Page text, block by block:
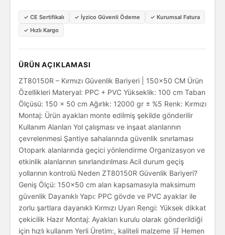
✓ CE Sertifikalı ✓ İyzico Güvenli Ödeme ✓ Kurumsal Fatura
✓ Hızlı Kargo
ÜRÜN AÇIKLAMASI
ZT80150R – Kırmızı Güvenlik Bariyeri | 150x50 CM Ürün
Özellikleri Materyal: PPC + PVC Yükseklik: 100 cm Taban
Ölçüsü: 150 × 50 cm Ağırlık: 12000 gr ± %5 Renk: Kırmızı
Montaj: Ürün ayakları monte edilmiş şekilde gönderilir
Kullanım Alanları Yol çalışması ve inşaat alanlarının
çevrelenmesi Şantiye sahalarında güvenlik sınırlaması
Otopark alanlarında geçici yönlendirme Organizasyon ve
etkinlik alanlarının sınırlandırılması Acil durum geçiş
yollarının kontrolü Neden ZT80150R Güvenlik Bariyeri?
Geniş Ölçü: 150x50 cm alan kapsamasıyla maksimum
güvenlik Dayanıklı Yapı: PPC gövde ve PVC ayaklar ile
zorlu şartlara dayanıklı Kırmızı Uyarı Rengi: Yüksek dikkat
çekicilik Hazır Montaj: Ayakları kurulu olarak gönderildiği
için hızlı kullanım Yerli Üretim:, kaliteli malzeme 🛒 Hemen